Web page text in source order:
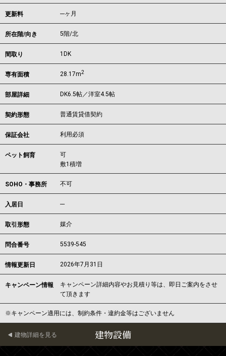
更新料 ---ヶ月
所在階/向き 5階/北
間取り 1DK
専有面積 28.17m2
部屋詳細 DK6.5帖／洋室4.5帖
契約形態 普通賃貸借契約
保証会社 利用必須
ペット飼育
可
敷1積増
SOHO・事務所 不可
入居日 ---
取引形態 媒介
問合番号 5539-545
情報更新日 2026年7月31日
キャンペーン情報
キャンペーン詳細内容やお見積り等は、即日ご案内をさせ
て頂きます
※キャンペーン適用には、制約条件・違約金等はございません
建物設備
建物詳細を見る